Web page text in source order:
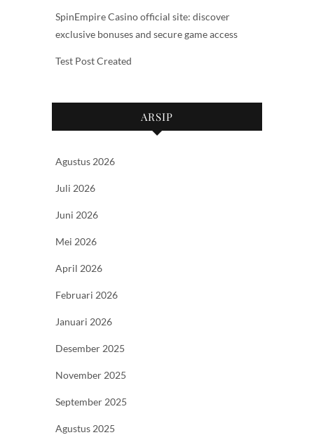
SpinEmpire Casino official site: discover
exclusive bonuses and secure game access
Test Post Created
ARSIP
Agustus 2026
Juli 2026
Juni 2026
Mei 2026
April 2026
Februari 2026
Januari 2026
Desember 2025
November 2025
September 2025
Agustus 2025